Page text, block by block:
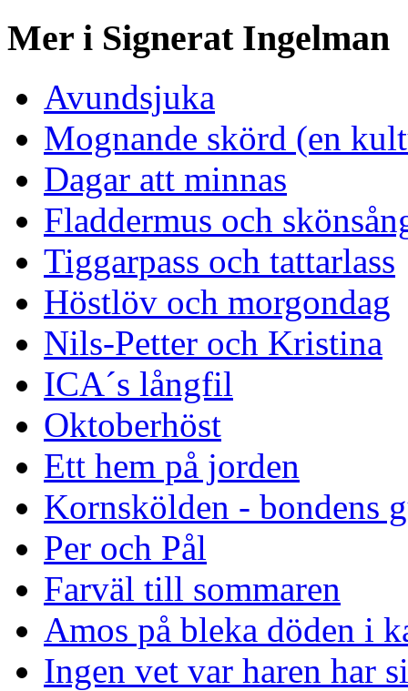
Mer i Signerat Ingelman
Avundsjuka
Mognande skörd (en
Dagar att minnas
Fladdermus och
Tiggarpass och tattarlass
Höstlöv och morgondag
Nils-Petter och Kristina
ICA´s långfil
Oktoberhöst
Ett hem på jorden
Kornskölden - bondens
Per och Pål
Farväl till sommaren
Amos på bleka döden i
Ingen vet var haren har